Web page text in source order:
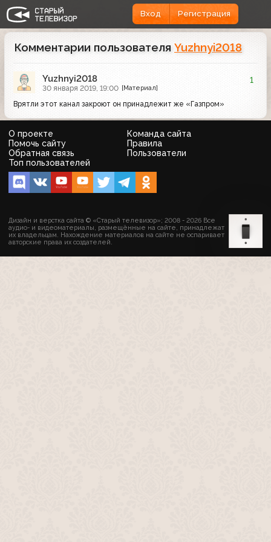
Вход Регистрация
Комментарии пользователя Yuzhnyi2018
Yuzhnyi2018
30 января 2019, 19:00 [Материал]
1
Врятли этот канал закроют он принадлежит же «Газпром»
О проекте
Команда сайта
Помочь сайту
Правила
Обратная связь
Пользователи
Топ пользователей
Дизайн и верстка сайта © «Старый телевизор»; 2008 - 2026 Все
аудио- и видеоматериалы, размещённые на сайте, принадлежат
их владельцам. Нахождение материалов на сайте не оспаривает
авторские права их создателей.